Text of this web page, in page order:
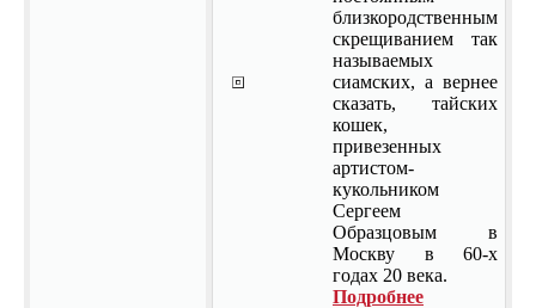
близкородственным
скрещиванием так
называемых
сиамских, а вернее
сказать, тайских
кошек,
привезенных
артистом-
кукольником
Сергеем
Образцовым в
Москву в 60-х
годах 20 века.
Подробнее